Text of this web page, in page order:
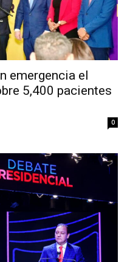
emergencia el
5,400 pacientes
0